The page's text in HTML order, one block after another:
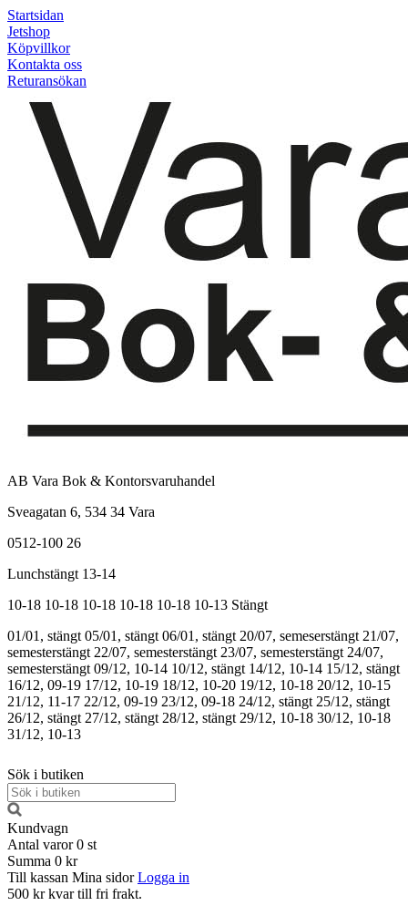
Startsidan
Jetshop
Köpvillkor
Kontakta oss
Returansökan
AB Vara Bok & Kontorsvaruhandel
Sveagatan 6, 534 34 Vara
0512-100 26
Lunchstängt 13-14
10-18 10-18 10-18 10-18 10-18 10-13 Stängt
01/01, stängt 05/01, stängt 06/01, stängt 20/07, semeserstängt 21/07,
semesterstängt 22/07, semesterstängt 23/07, semesterstängt 24/07,
semesterstängt 09/12, 10-14 10/12, stängt 14/12, 10-14 15/12, stängt
16/12, 09-19 17/12, 10-19 18/12, 10-20 19/12, 10-18 20/12, 10-15
21/12, 11-17 22/12, 09-19 23/12, 09-18 24/12, stängt 25/12, stängt
26/12, stängt 27/12, stängt 28/12, stängt 29/12, 10-18 30/12, 10-18
31/12, 10-13
Sök i butiken
Kundvagn
Antal varor 0 st
Summa 0 kr
Till kassan Mina sidor Logga in
500 kr kvar till fri frakt.